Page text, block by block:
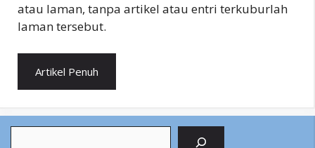
atau laman, tanpa artikel atau entri terkuburlah
laman tersebut.
Artikel Penuh